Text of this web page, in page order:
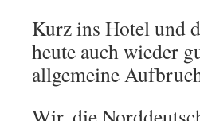
Kurz ins Hotel und
heute auch wieder
allgemeine